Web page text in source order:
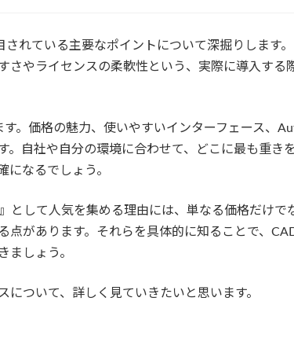
されている主要なポイントについて深掘りします
さやライセンスの柔軟性という、実際に導入する
。価格の魅力、使いやすいインターフェース、
。自社や自分の環境に合わせて、どこに最も重き
になるでしょう。
として人気を集める理由には、単なる価格だけで
点があります。それらを具体的に知ることで、
ましょう。
について、詳しく見ていきたいと思います。